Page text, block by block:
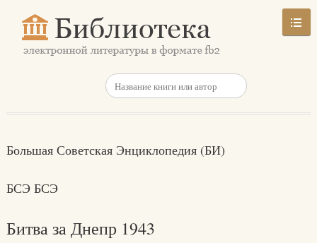
Большая Советская Энциклопедия (БИ)
БСЭ БСЭ
Битва за Днепр 1943